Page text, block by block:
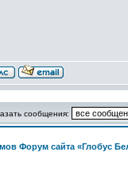
сообщения:
Форум сайта «Глобус